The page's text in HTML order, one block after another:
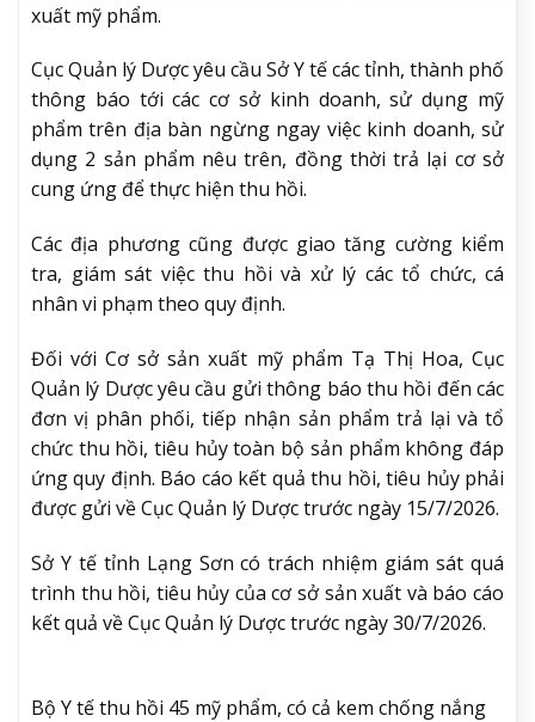
xuất mỹ phẩm.
Cục Quản lý Dược yêu cầu Sở Y tế các tỉnh, thành phố
thông báo tới các cơ sở kinh doanh, sử dụng mỹ
phẩm trên địa bàn ngừng ngay việc kinh doanh, sử
dụng 2 sản phẩm nêu trên, đồng thời trả lại cơ sở
cung ứng để thực hiện thu hồi.
Các địa phương cũng được giao tăng cường kiểm
tra, giám sát việc thu hồi và xử lý các tổ chức, cá
nhân vi phạm theo quy định.
Đối với Cơ sở sản xuất mỹ phẩm Tạ Thị Hoa, Cục
Quản lý Dược yêu cầu gửi thông báo thu hồi đến các
đơn vị phân phối, tiếp nhận sản phẩm trả lại và tổ
chức thu hồi, tiêu hủy toàn bộ sản phẩm không đáp
ứng quy định. Báo cáo kết quả thu hồi, tiêu hủy phải
được gửi về Cục Quản lý Dược trước ngày 15/7/2026.
Sở Y tế tỉnh Lạng Sơn có trách nhiệm giám sát quá
trình thu hồi, tiêu hủy của cơ sở sản xuất và báo cáo
kết quả về Cục Quản lý Dược trước ngày 30/7/2026.
Bộ Y tế thu hồi 45 mỹ phẩm, có cả kem chống nắng